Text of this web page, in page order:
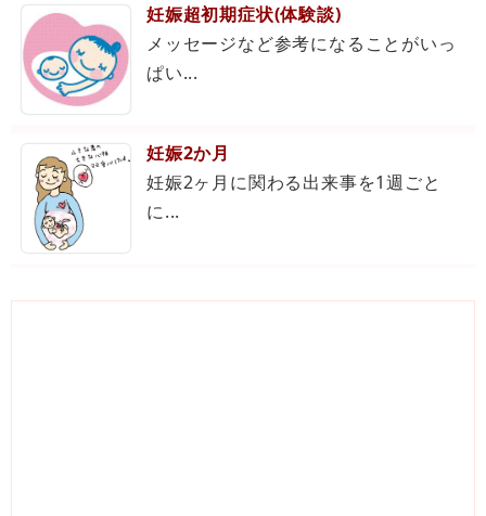
妊娠超初期症状(体験談)
メッセージなど参考になることがいっ
ぱい...
妊娠2か月
妊娠2ヶ月に関わる出来事を1週ごと
に...